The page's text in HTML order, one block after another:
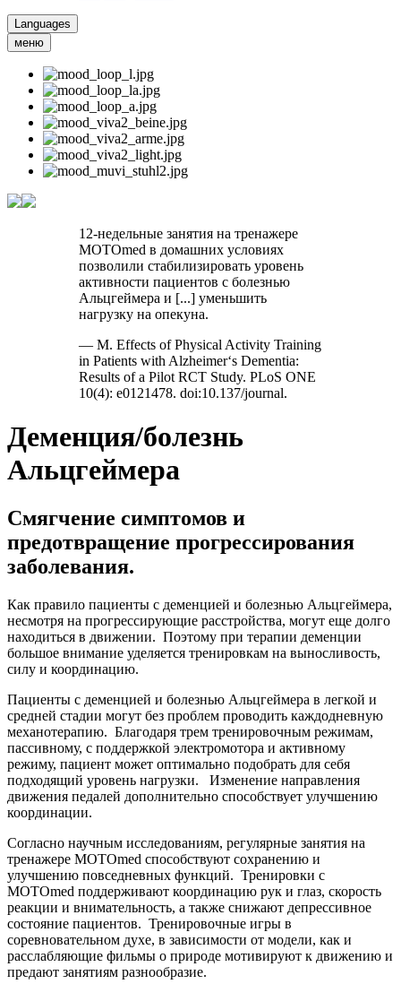
Languages
меню
12-недельные занятия на тренажере
MOTOmed в домашних условиях
позволили стабилизировать уровень
активности пациентов с болезнью
Альцгеймера и [...] уменьшить
нагрузку на опекуна.
— M. Effects of Physical Activity Training
in Patients with Alzheimer‘s Dementia:
Results of a Pilot RCT Study. PLoS ONE
10(4): e0121478. doi:10.137/journal.
Деменция/болезнь
Альцгеймера
Смягчение симптомов и
предотвращение прогрессирования
заболевания.
Как правило пациенты с деменцией и болезнью Альцгеймера,
несмотря на прогрессирующие расстройства, могут еще долго
находиться в движении. Поэтому при терапии деменции
большое внимание уделяется тренировкам на выносливость,
силу и координацию.
Пациенты с деменцией и болезнью Альцгеймера в легкой и
средней стадии могут без проблем проводить каждодневную
механотерапию. Благодаря трем тренировочным режимам,
пассивному, с поддержкой электромотора и активному
режиму, пациент может оптимально подобрать для себя
подходящий уровень нагрузки. Изменение направления
движения педалей дополнительно способствует улучшению
координации.
Согласно научным исследованиям, регулярные занятия на
тренажере MOTOmed способствуют сохранению и
улучшению повседневных функций. Тренировки с
MOTOmed поддерживают координацию рук и глаз, скорость
реакции и внимательность, а также снижают депрессивное
состояние пациентов. Тренировочные игры в
соревновательном духе, в зависимости от модели, как и
расслабляющие фильмы о природе мотивируют к движению и
предают занятиям разнообразие.